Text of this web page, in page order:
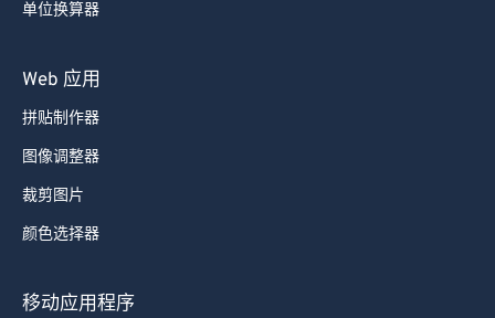
单位换算器
Web 应用
拼贴制作器
图像调整器
裁剪图片
颜色选择器
移动应用程序